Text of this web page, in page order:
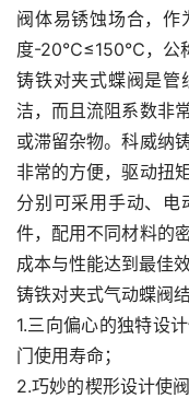
阀体易锈蚀场合，作
度-20℃≤150℃，公称
铸铁对夹式蝶阀是管
洁，而且流阻系数非
或滞留杂物。科威纳
非常的方便，驱动扭
分别可采用手动、电
件，配用不同材料的
成本与性能达到最佳效
铸铁对夹式气动蝶阀结
1.三向偏心的独特设
门使用寿命；
2.巧妙的楔形设计使